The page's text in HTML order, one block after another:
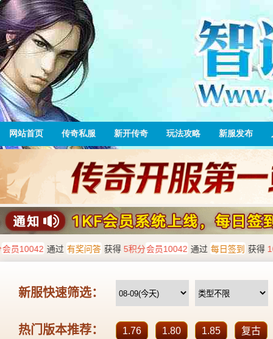
网站首页 传奇私服 新开传奇 玩法攻略 新服发布